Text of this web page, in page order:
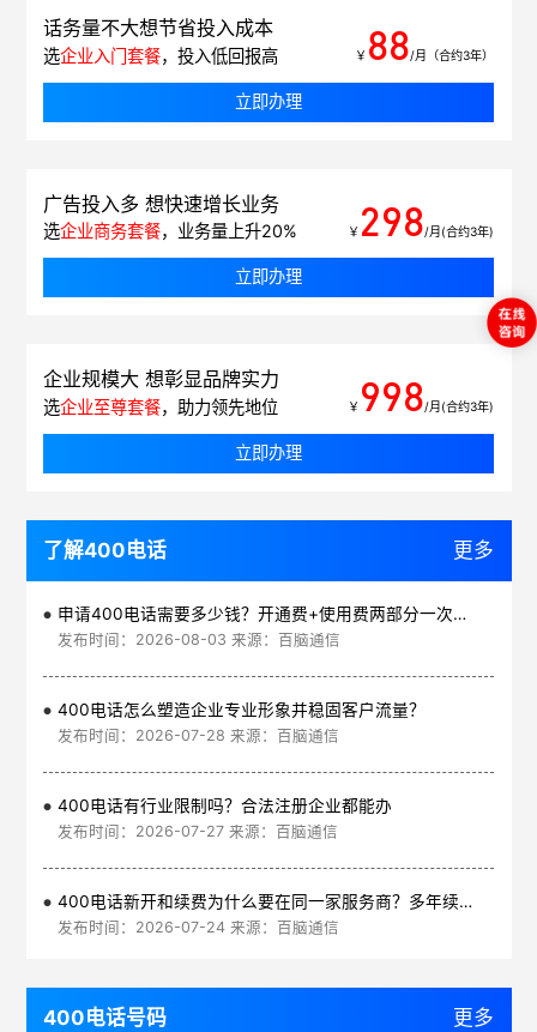
话务量不大想节省投入成本
选企业入门套餐，投入低回报高 ￥ 88/月（合约3年）
立即办理
广告投入多 想快速增长业务
选企业商务套餐，业务量上升20% ￥ 298/月(合约3年)
立即办理
企业规模大 想彰显品牌实力
选企业至尊套餐，助力领先地位 ￥ 998/月(合约3年)
立即办理
了解400电话 更多
申请400电话需要多少钱？开通费+使用费两部分一次讲清
发布时间：2026-08-03 来源：百脑通信
400电话怎么塑造企业专业形象并稳固客户流量？
发布时间：2026-07-28 来源：百脑通信
400电话有行业限制吗？合法注册企业都能办
发布时间：2026-07-27 来源：百脑通信
400电话新开和续费为什么要在同一家服务商？多年续费更划算
发布时间：2026-07-24 来源：百脑通信
400电话号码 更多